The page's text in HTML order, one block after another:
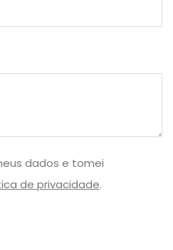
dados e tomei
de privacidade.